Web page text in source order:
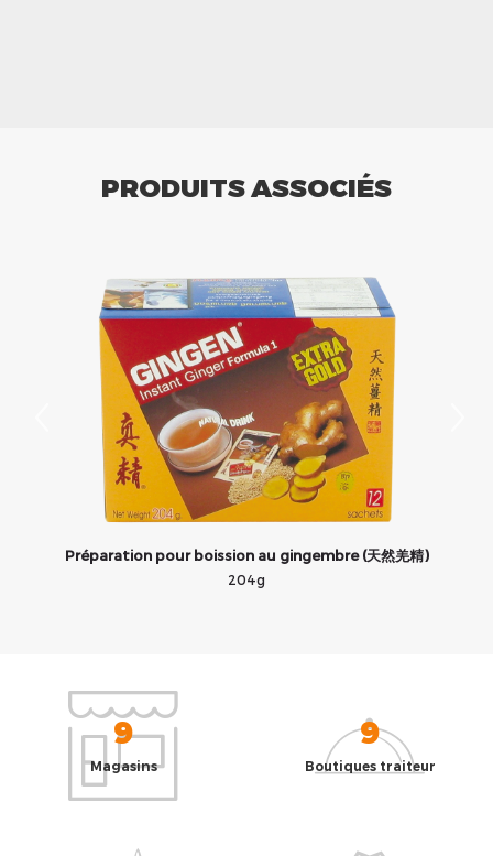
PRODUITS ASSOCIÉS
Préparation pour boission au gingembre (天然羌精)
204g
9
Magasins
9
Boutiques traiteur